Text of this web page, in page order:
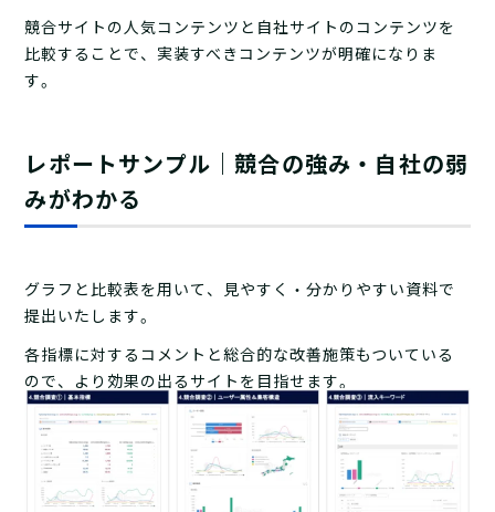
競合サイトの人気コンテンツと自社サイトのコンテンツを
比較することで、実装すべきコンテンツが明確になりま
す。
レポートサンプル ｜ 競合の強み・自社の弱
みがわかる
グラフと比較表を用いて、見やすく・分かりやすい資料で
提出いたします。
各指標に対するコメントと総合的な改善施策もついている
ので、より効果の出るサイトを目指せます。